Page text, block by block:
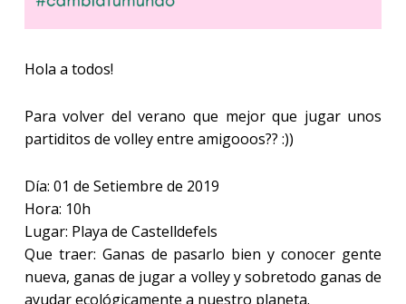
Hola a todos!
Para volver del verano que mejor que jugar unos
partiditos de volley entre amigooos?? :))
Día: 01 de Setiembre de 2019
Hora: 10h
Lugar: Playa de Castelldefels
Que traer: Ganas de pasarlo bien y conocer gente
nueva, ganas de jugar a volley y sobretodo ganas de
ayudar ecológicamente a nuestro planeta.